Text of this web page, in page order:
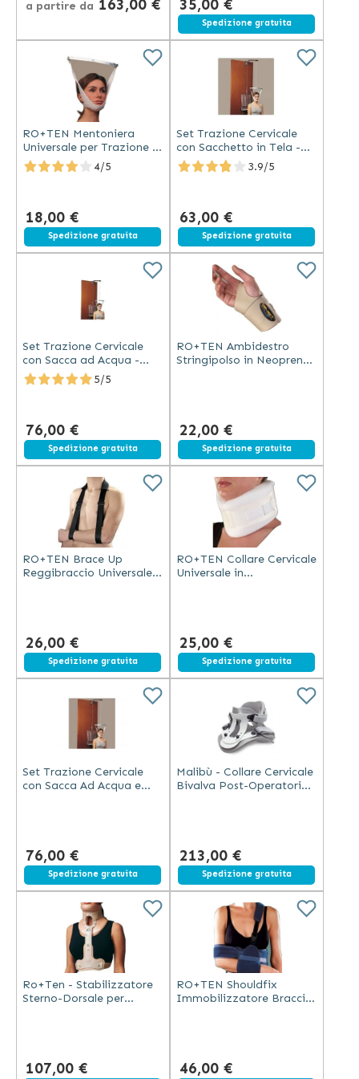
a partire da 163,00 € 35,00 €
Spedizione gratuita
RO+TEN Mentoniera
Universale per Trazione in
Gommapiuma con
Fodera in Cotone e Nylon
4/5
18,00 €
Spedizione gratuita
Set Trazione Cervicale
con Sacchetto in Tela -
Universale
3.9/5
63,00 €
Spedizione gratuita
Set Trazione Cervicale
con Sacca ad Acqua -
Sollievo Cervicale
5/5
76,00 €
Spedizione gratuita
RO+TEN Ambidestro
Stringipolso in Neoprene
22,00 €
Spedizione gratuita
RO+TEN Brace Up
Reggibraccio Universale
26,00 €
Spedizione gratuita
RO+TEN Collare Cervicale
Universale in
25,00 €
Spedizione gratuita
Set Trazione Cervicale
con Sacca Ad Acqua e
76,00 €
Spedizione gratuita
Malibù - Collare Cervicale
Bivalva Post-Operatorio
213,00 €
Spedizione gratuita
Ro+Ten - Stabilizzatore
Sterno-Dorsale per
107,00 €
RO+TEN Shouldfix
Immobilizzatore Braccio
46,00 €